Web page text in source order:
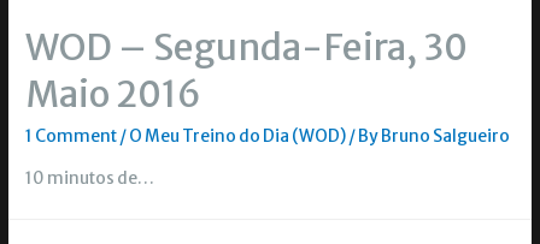
WOD – Segunda-Feira, 30
Maio 2016
1 Comment/O Meu Treino do Dia (WOD)/ By Bruno Salgueiro
10 minutos de…